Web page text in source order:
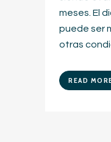
meses. El
puede ser
otras
READ